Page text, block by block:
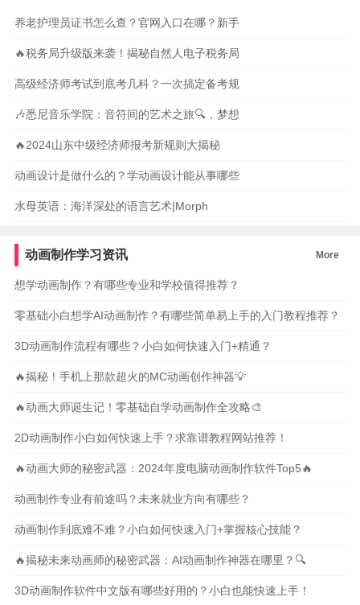
养老护理员证书怎么查？官网入口在哪？新手
🔥税务局升级版来袭！揭秘自然人电子税务局
高级经济师考试到底考几科？一次搞定备考规
🎶悉尼音乐学院：音符间的艺术之旅🔍，梦想
🔥2024山东中级经济师报考新规则大揭秘
动画设计是做什么的？学动画设计能从事哪些
水母英语：海洋深处的语言艺术|Morph
动画制作学习资讯 More
想学动画制作？有哪些专业和学校值得推荐？
零基础小白想学AI动画制作？有哪些简单易上手的入门教程推荐？
3D动画制作流程有哪些？小白如何快速入门+精通？
🔥揭秘！手机上那款超火的MC动画创作神器💡
🔥动画大师诞生记！零基础自学动画制作全攻略🎨
2D动画制作小白如何快速上手？求靠谱教程网站推荐！
🔥动画大师的秘密武器：2024年度电脑动画制作软件Top5🔥
动画制作专业有前途吗？未来就业方向有哪些？
动画制作到底难不难？小白如何快速入门+掌握核心技能？
🔥揭秘未来动画师的秘密武器：AI动画制作神器在哪里？🔍
3D动画制作软件中文版有哪些好用的？小白也能快速上手！